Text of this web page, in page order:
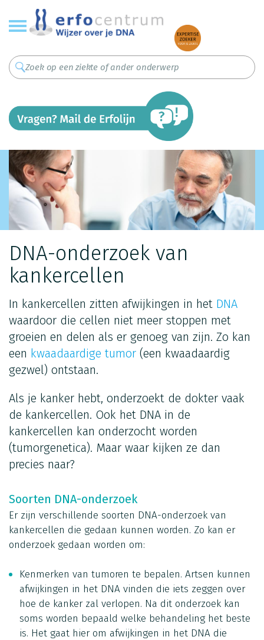
Overslaan
en
naar
inhoud
gaan
DNA-onderzoek van
kankercellen
In kankercellen zitten afwijkingen in het DNA
waardoor die cellen niet meer stoppen met
groeien en delen als er genoeg van zijn. Zo kan
een kwaadaardige tumor (een kwaadaardig
gezwel) ontstaan.
Als je kanker hebt, onderzoekt de dokter vaak
de kankercellen. Ook het DNA in de
kankercellen kan onderzocht worden
(tumorgenetica). Maar waar kijken ze dan
precies naar?
Soorten DNA-onderzoek
Er zijn verschillende soorten DNA-onderzoek van
kankercellen die gedaan kunnen worden. Zo kan er
onderzoek gedaan worden om:
Kenmerken van tumoren te bepalen. Artsen kunnen
afwijkingen in het DNA vinden die iets zeggen over
hoe de kanker zal verlopen. Na dit onderzoek kan
soms worden bepaald welke behandeling het beste
is. Het gaat hier om afwijkingen in het DNA die